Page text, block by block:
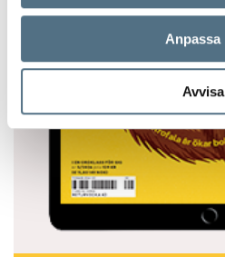
Anpassa
Avvisa